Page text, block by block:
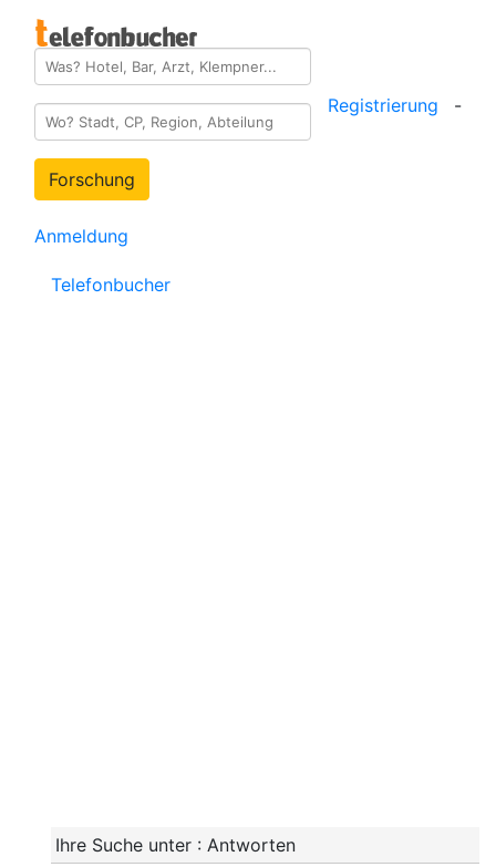
Forschung
Registrierung -
Anmeldung
Telefonbucher
Ihre Suche unter : Antworten